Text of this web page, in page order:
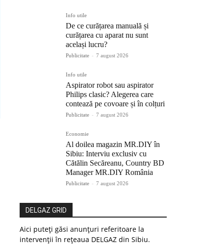
Info utile
De ce curățarea manuală și
curățarea cu aparat nu sunt
același lucru?
Publicitate - 7 august 2026
Info utile
Aspirator robot sau aspirator
Philips clasic? Alegerea care
contează pe covoare și în colțuri
Publicitate - 7 august 2026
Economie
Al doilea magazin MR.DIY în
Sibiu: Interviu exclusiv cu
Cătălin Secăreanu, Country BD
Manager MR.DIY România
Publicitate - 7 august 2026
DELGAZ GRID
Aici puteți găsi anunțuri referitoare la
intervenții în rețeaua DELGAZ din Sibiu.